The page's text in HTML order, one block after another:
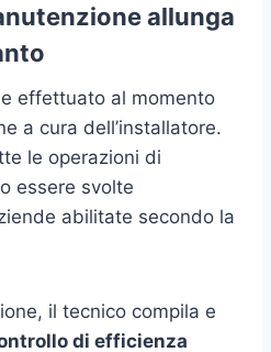
allunga
effettuato al momento
a cura dell’installatore.
le operazioni di
essere svolte
abilitate secondo la
il tecnico compila e
di efficienza